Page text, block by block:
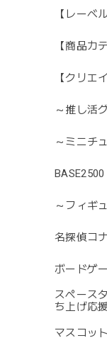
【レーベ
【商品カ
【クリエ
～推し活
～ミニチ
BASE2500
～フィギ
名探偵コ
ボードゲ
スペース
ち上げ応
マスコッ